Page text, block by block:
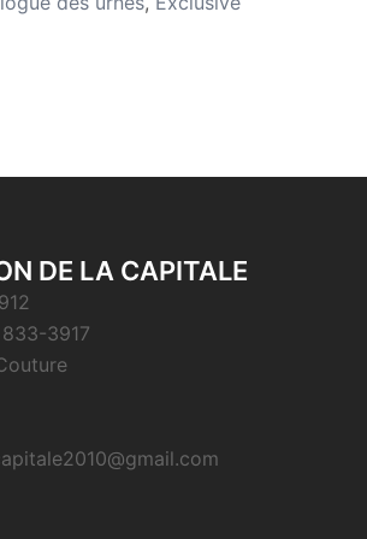
DE LA CAPITALE
833-3917